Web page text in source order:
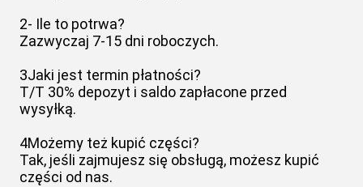
2- Ile to potrwa?
Zazwyczaj 7-15 dni roboczych.
3Jaki jest termin płatności?
T/T 30% depozyt i saldo zapłacone przed
wysyłką.
4Możemy też kupić części?
Tak, jeśli zajmujesz się obsługą, możesz kupić
części od nas.